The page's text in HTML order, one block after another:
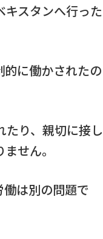
スタンへ行った
に働かされたの
たり、親切に接し
せん。
は別の問題で